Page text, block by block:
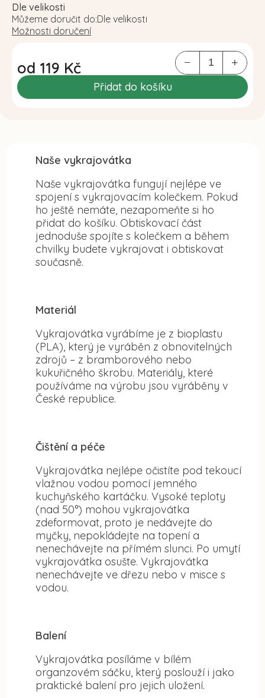
od 119 Kč
Měrná
cena:
Přidat do košíku
Dle velikosti
Můžeme doručit do:Dle velikosti
Možnosti doručení
Naše vykrajovátka
Naše vykrajovátka fungují nejlépe ve
spojení s vykrajovacím kolečkem. Pokud
ho ještě nemáte, nezapomeňte si ho
přidat do košíku. Obtiskovací část
jednoduše spojíte s kolečkem a během
chvilky budete vykrajovat i obtiskovat
současně.
Materiál
Vykrajovátka vyrábíme je z bioplastu
(PLA), který je vyráběn z obnovitelných
zdrojů – z bramborového nebo
kukuřičného škrobu. Materiály, které
používáme na výrobu jsou vyráběny v
České republice.
Čištění a péče
Vykrajovátka nejlépe očistíte pod tekoucí
vlažnou vodou pomocí jemného
kuchyňského kartáčku. Vysoké teploty
(nad 50°) mohou vykrajovátka
zdeformovat, proto je nedávejte do
myčky, nepokládejte na topení a
nenechávejte na přímém slunci. Po umytí
vykrajovátka osušte. Vykrajovátka
nenechávejte ve dřezu nebo v misce s
vodou.
Balení
Vykrajovátka posíláme v bílém
organzovém sáčku, který poslouží i jako
praktické balení pro jejich uložení.